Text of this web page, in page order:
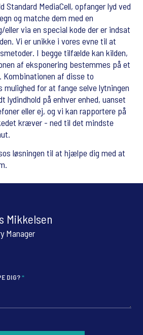
Standard MediaCell, opfanger lyd ved
og matche dem med en
eller via en special kode der er indsat
Vi er unikke i vores evne til at
I begge tilfælde kan kilden,
af ​​eksponering bestemmes på et
Kombinationen af ​​disse to
for at fange selve lytningen
på enhver enhed, uanset
eller ej, og vi kan rapportere på
kræver - ned til det mindste
løsningen til at hjælpe dig med at
Mikkelsen
Manager
DIG?*